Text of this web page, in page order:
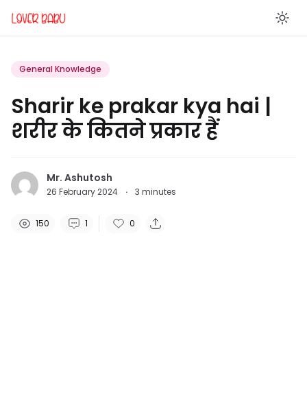
General Knowledge
Sharir ke prakar kya hai |
शरीर के कितने प्रकार हैं
Mr. Ashutosh
26 February 2024 · 3 minutes
150 1 0